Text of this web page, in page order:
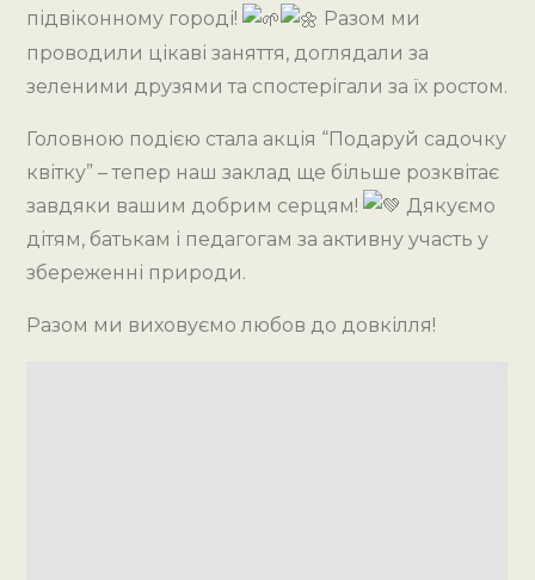
“Калинка”
підвіконному городі!
Разом ми
проводили цікаві заняття, доглядали за
зеленими друзями та спостерігали за їх ростом.
Головною подією стала акція “Подаруй садочку
квітку” – тепер наш заклад ще більше розквітає
завдяки вашим добрим серцям!
Дякуємо
дітям, батькам і педагогам за активну участь у
збереженні природи.
Разом ми виховуємо любов до довкілля!